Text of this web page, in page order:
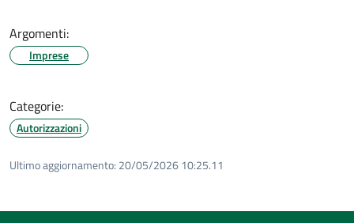
Argomenti:
Imprese
Categorie:
Autorizzazioni
Ultimo aggiornamento: 20/05/2026 10:25.11